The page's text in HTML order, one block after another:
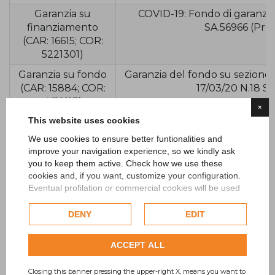
×
This website uses cookies
We use cookies to ensure better funtionalities and
improve your navigation experience, so we kindly ask
you to keep them active. Check how we use these
cookies and, if you want, customize your configuration.
Eventual profilation or commercial cookies will be used
Check our extended cookie policy.
DENY EDIT
ACCEPT ALL
Closing this banner pressing the upper-right X, means you want to
Garanzia su
finanziamento
(CAR: 16615; COR:
5221301)
COVID-19: Fondo di
SA.56966
Garanzia su fondo
(CAR: 15884; COR:
4612117)
Garanzia del fondo su sezione
17/03/20 N.18
Garanzia su fondo
(CAR: 15884; COR:
4599271)
Garanzia del fondo su sezione
17/03/20 N.18
Year 2022
Type
Garanzia su fondo
(CAR: 15884; COR:
Garanzia del fondo su
Garanzia su fondo
Garanzia del fondo su